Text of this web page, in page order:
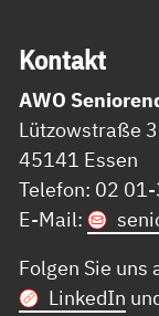
Kon­takt
AWO
Lützowstraße
45141 Essen
Telefon: 02
E-Mail:
Folgen Sie uns
LinkedIn